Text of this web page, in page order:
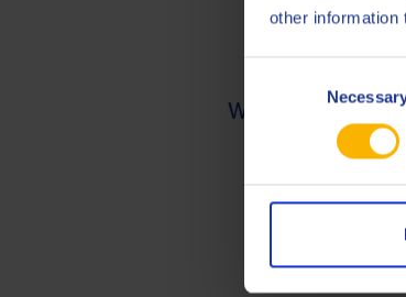
other information
Water